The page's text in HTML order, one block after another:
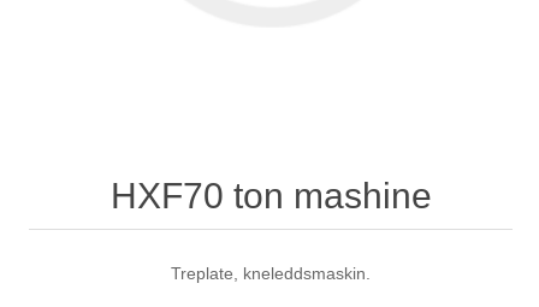
HXF70 ton mashine
Treplate, kneleddsmaskin.